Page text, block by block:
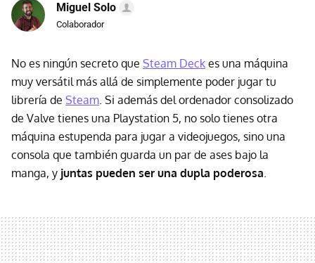
Miguel Solo
Colaborador
No es ningún secreto que Steam Deck es una máquina
muy versátil más allá de simplemente poder jugar tu
librería de Steam. Si además del ordenador consolizado
de Valve tienes una Playstation 5, no solo tienes otra
máquina estupenda para jugar a videojuegos, sino una
consola que también guarda un par de ases bajo la
manga, y juntas pueden ser una dupla poderosa.